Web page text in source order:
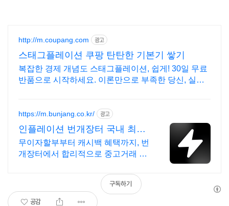
http://m.coupang.com 광고
스태그플레이션 쿠팡 탄탄한 기본기 쌓기
복잡한 경제 개념도 스태그플레이션, 쉽게! 30일 무료
반품으로 시작하세요. 이론만으로 부족한 당신, 실전
https://m.bunjang.co.kr/ 광고
인플레이션 번개장터 국내 최대
브랜드 중고거래
무이자할부부터 캐시백 혜택까지, 번
개장터에서 합리적으로 중고거래 하
최다 상품 매일 10만 개 이상의 신규
공감
구독하기